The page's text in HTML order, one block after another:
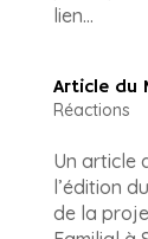
lien...
Article du
Réactions
Un article
l’édition
de la